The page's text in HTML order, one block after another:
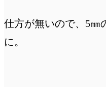
仕方が無いので、5㎜
に。